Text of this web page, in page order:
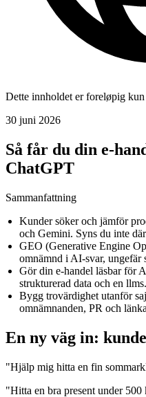
Dette innholdet er foreløpig
30 juni 2026
Så får du din e-
ChatGPT
Sammanfattning
Kunder söker och jämför
och Gemini. Syns du inte
GEO (Generative Engine
omnämnd i AI-svar, ungefär
Gör din e-handel läsbar för
strukturerad data och en
Bygg trovärdighet utanför
omnämnanden, PR och
En ny väg in:
"Hjälp mig hitta en fin
"Hitta en bra present under 500